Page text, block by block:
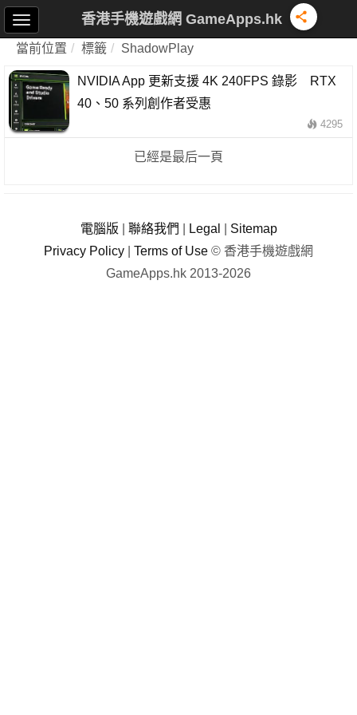
香港手機遊戲網 GameApps.hk
當前位置 標籤 ShadowPlay
NVIDIA App 更新支援 4K 240FPS 錄影 RTX
40、50 系列創作者受惠
4295
已經是最后一頁
電腦版 聯絡我們 Legal
Sitemap
Privacy Policy
Terms of Use © 香港手機遊戲網
GameApps.hk 2013-2026